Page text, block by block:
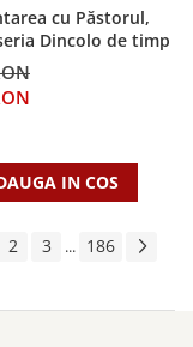
cu Păstorul,
Dincolo de timp
IN COS
2 3 ... 186